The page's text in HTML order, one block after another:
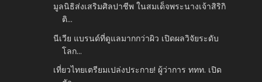
มูลนิธิส่งเสริมศิลปาชีพ ในสมเด็จพระนางเจ้าสิริกิ
ติ...
นีเวีย แบรนด์ที่ดูแลมากกว่าผิว เปิดผลวิจัยระดับ
โลก...
เที่ยวไทยเตรียมเปล่งประกาย! ผู้ว่าการ ททท. เปิด